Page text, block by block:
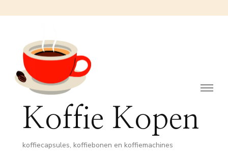
Koffie Kopen
koffiecapsules, koffiebonen en koffiemachines